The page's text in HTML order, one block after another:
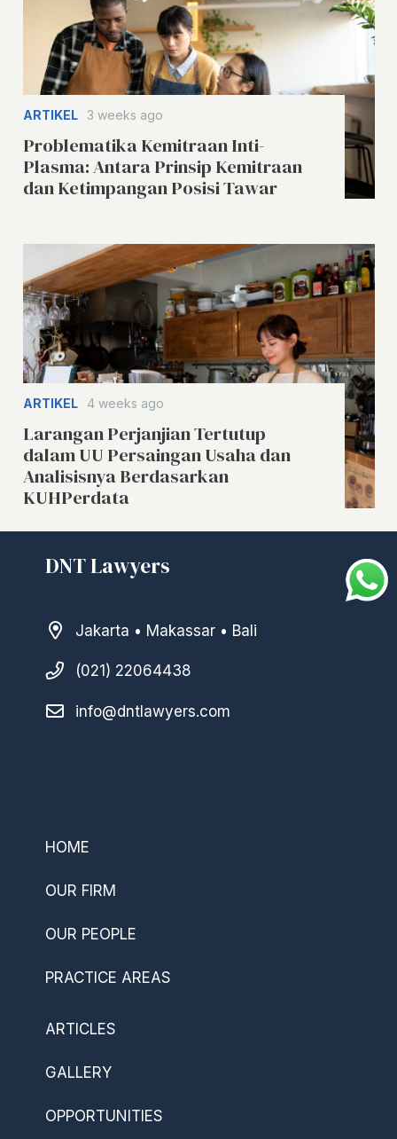
ARTIKEL 3 weeks ago
Problematika Kemitraan Inti-
Plasma: Antara Prinsip Kemitraan
dan Ketimpangan Posisi Tawar
ARTIKEL 4 weeks ago
Larangan Perjanjian Tertutup
dalam UU Persaingan Usaha dan
Analisisnya Berdasarkan
KUHPerdata
DNT Lawyers
Jakarta • Makassar • Bali
(021) 22064438
info@dntlawyers.com
HOME
OUR FIRM
OUR PEOPLE
PRACTICE AREAS
ARTICLES
GALLERY
OPPORTUNITIES